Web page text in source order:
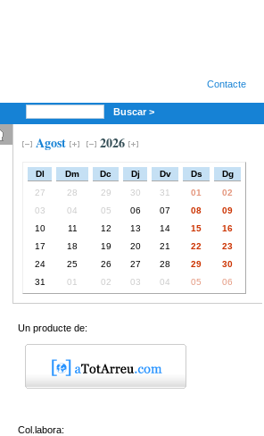
Contacte
Buscar >
Agost 2026
Dl Dm Dc Dj Dv Ds
Dg
27
28 29 30 31 01
02
03
04 05 06 07 08
09
10
11 12 13 14 15
16
17
18 19 20 21 22
23
24
25 26 27 28 29
30
31
01 02 03 04 05 06
Un producte de:
Col.labora: